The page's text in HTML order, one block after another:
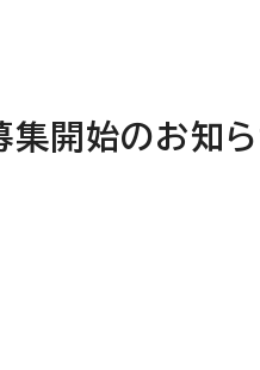
開始のお知